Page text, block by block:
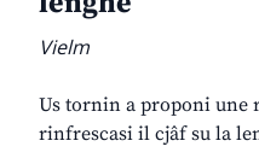
Vielm
Us tornin a proponi une
rinfrescasi il cjâf su la